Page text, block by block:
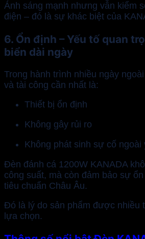
Ánh sáng mạnh nhưng vẫn kiểm
điện – đó là sự khác biệt của
6. Ổn định – Yếu tố quan
biển dài ngày
Trong hành trình nhiều ngày
và tài công cần nhất là:
Thiết bị ổn định
Không gây rủi ro
Không phát sinh sự cố ngoài
Đèn đánh cá 1200W KANADA
công suất, mà còn đảm bảo sự
tiêu chuẩn Châu Âu.
Đó là lý do sản phẩm được nhiều
lựa chọn.